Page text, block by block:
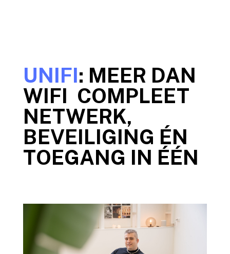
UNIFI: MEER DAN
WIFI COMPLEET
NETWERK,
BEVEILIGING ÉN
TOEGANG IN ÉÉN